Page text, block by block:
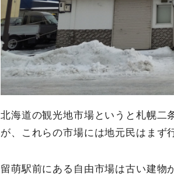
北海道の観光地市場というと札幌二
が、これらの市場には地元民はまず
留萌駅前にある自由市場は古い建物